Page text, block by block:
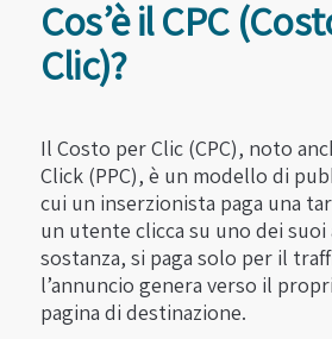
Cos’è il CPC
Clic)?
Il Costo per Clic (CPC), noto
Click (PPC), è un modello di
cui un inserzionista paga una
un utente clicca su uno dei suoi
sostanza, si paga solo per il
l’annuncio genera verso il
pagina di destinazione.